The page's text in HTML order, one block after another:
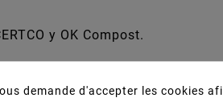
y OK Compost.
demande d'accepter les cookies